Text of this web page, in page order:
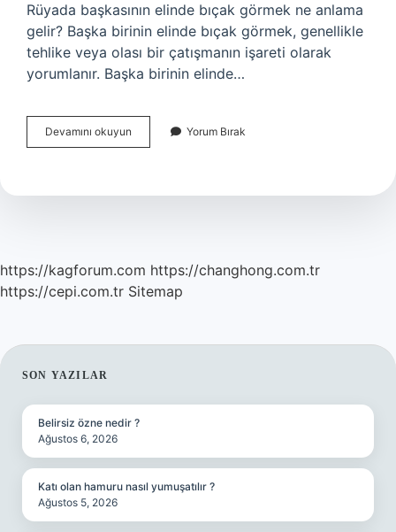
Rüyada başkasının elinde bıçak görmek ne anlama
gelir? Başka birinin elinde bıçak görmek, genellikle
tehlike veya olası bir çatışmanın işareti olarak
yorumlanır. Başka birinin elinde…
Devamını okuyun
Arkadaşının
Ne
Yorum Bırak
https://kagforum.com https://changhong.com.tr
https://cepi.com.tr Sitemap
SIDEBAR
SON YAZILAR
Belirsiz özne nedir ?
Ağustos 6, 2026
Katı olan hamuru nasıl yumuşatılır ?
Ağustos 5, 2026